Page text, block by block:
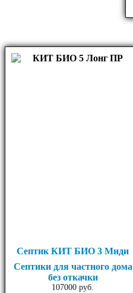
Септик КИТ БИО 3 Миди
Септики для частного дома
без откачки
107000 руб.